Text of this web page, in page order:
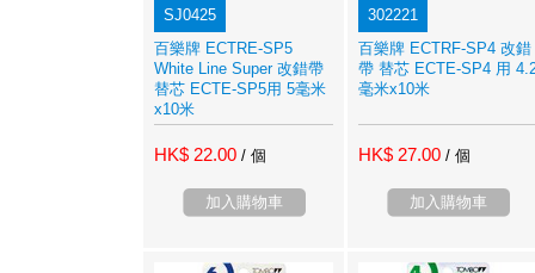
SJ0425
百樂牌 ECTRE-SP5
White Line Super 改錯帶
替芯 ECTE-SP5用 5毫米
x10米
HK$ 22.00 / 個
加入購物車
302221
百樂牌 ECTRF-SP4 改錯
帶 替芯 ECTE-SP4 用
毫米x10米
HK$ 27.00 / 個
加入購物車